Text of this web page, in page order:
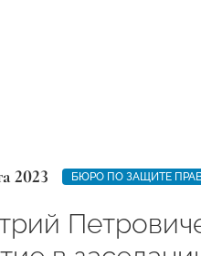
2023 БЮРО ПО ЗАЩИТЕ